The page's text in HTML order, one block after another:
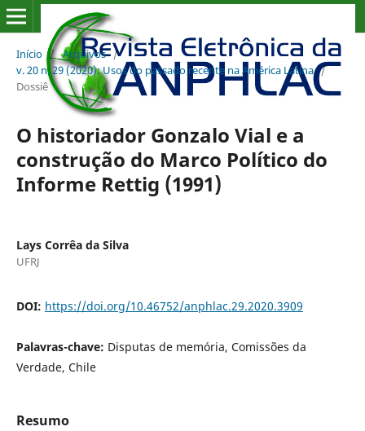
Início / Arquivos /
v. 20 n. 29 (2020): Usos do passado recente na América Latina /
Dossiê
O historiador Gonzalo Vial e a
construção do Marco Político do
Informe Rettig (1991)
Lays Corrêa da Silva
UFRJ
DOI: https://doi.org/10.46752/anphlac.29.2020.3909
Palavras-chave: Disputas de memória, Comissões da
Verdade, Chile
Resumo